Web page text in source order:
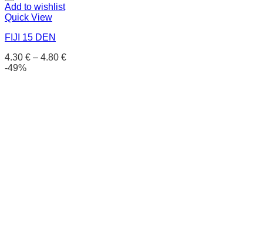
Add to wishlist
Quick View
FIJI 15 DEN
4.30 € – 4.80 €
-49%